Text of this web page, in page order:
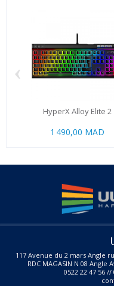
HyperX Alloy Elite 2
1 490,00 MAD
‹
117 Avenue du 2 mars Angle
RDC MAGASIN N 08 Angle
0522 22 47 56 //